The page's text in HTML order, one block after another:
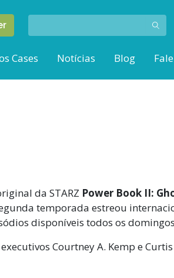
Cases Notícias Blog
da STARZ Power Book II:
temporada estreou
disponíveis todos os
Courtney A. Kemp e Curtis